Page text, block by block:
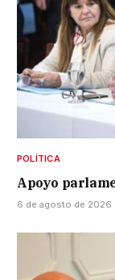
POLÍTICA
Apoyo
6 de agosto de 2026